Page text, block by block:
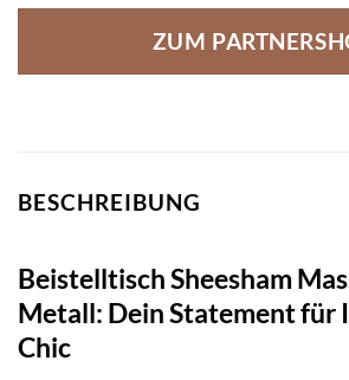
ZUM
BESCHREIBUNG
Beistelltisch Sheesham
Metall: Dein Statement für
Chic